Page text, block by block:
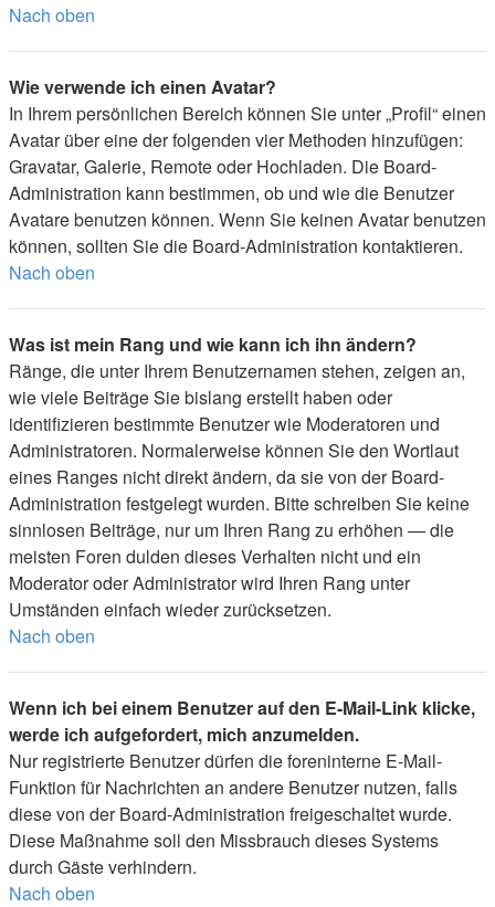
Nach oben
Wie verwende ich einen Avatar?
In Ihrem persönlichen Bereich können Sie unter „Profil“ einen
Avatar über eine der folgenden vier Methoden hinzufügen:
Gravatar, Galerie, Remote oder Hochladen. Die Board-
Administration kann bestimmen, ob und wie die Benutzer
Avatare benutzen können. Wenn Sie keinen Avatar benutzen
können, sollten Sie die Board-Administration kontaktieren.
Nach oben
Was ist mein Rang und wie kann ich ihn ändern?
Ränge, die unter Ihrem Benutzernamen stehen, zeigen an,
wie viele Beiträge Sie bislang erstellt haben oder
identifizieren bestimmte Benutzer wie Moderatoren und
Administratoren. Normalerweise können Sie den Wortlaut
eines Ranges nicht direkt ändern, da sie von der Board-
Administration festgelegt wurden. Bitte schreiben Sie keine
sinnlosen Beiträge, nur um Ihren Rang zu erhöhen — die
meisten Foren dulden dieses Verhalten nicht und ein
Moderator oder Administrator wird Ihren Rang unter
Umständen einfach wieder zurücksetzen.
Nach oben
Wenn ich bei einem Benutzer auf den E-Mail-Link klicke,
werde ich aufgefordert, mich anzumelden.
Nur registrierte Benutzer dürfen die foreninterne E-Mail-
Funktion für Nachrichten an andere Benutzer nutzen, falls
diese von der Board-Administration freigeschaltet wurde.
Diese Maßnahme soll den Missbrauch dieses Systems
durch Gäste verhindern.
Nach oben